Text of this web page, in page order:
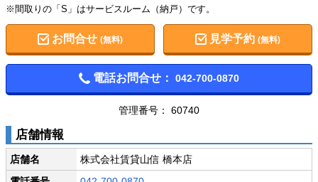
※間取りの「S」はサービスルーム（納戸）です。
お問合せ (無料) 見学予約(無料)
電話お問合せ： 042-700-0870
管理番号： 60740
店舗情報
店舗名
株式会社賃貸山信 橋本店